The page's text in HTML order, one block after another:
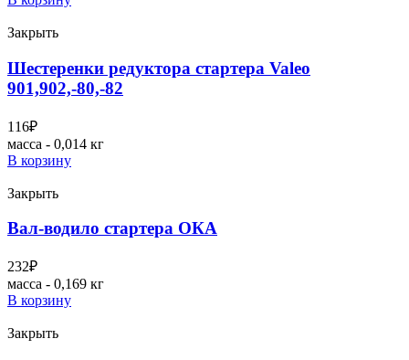
Закрыть
Шестеренки редуктора стартера Valeo
901,902,-80,-82
116₽
масса - 0,014 кг
В корзину
Закрыть
Вал-водило стартера ОКА
232₽
масса - 0,169 кг
В корзину
Закрыть